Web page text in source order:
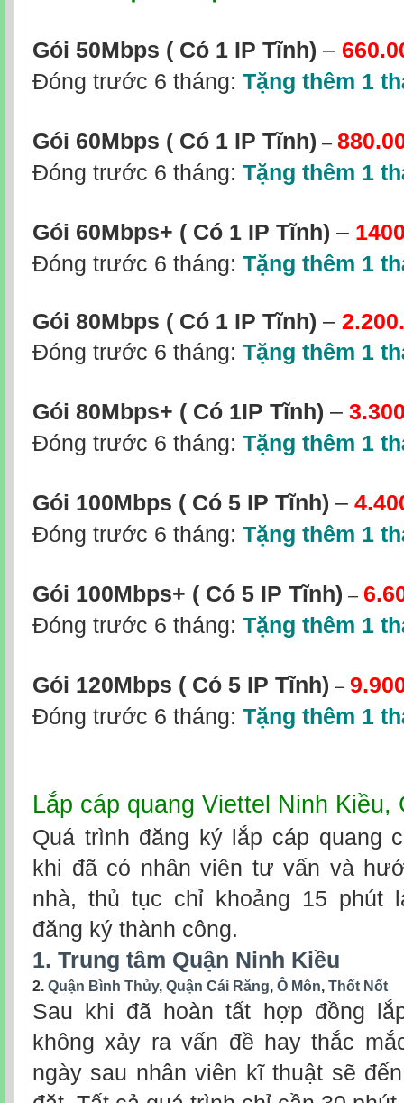
Gói 50Mbps ( Có 1 IP Tĩnh) –
Đóng trước 6 tháng: Tặng thêm 1
Gói 60Mbps ( Có 1 IP Tĩnh) –
Đóng trước 6 tháng: Tặng thêm 1
Gói 60Mbps+ ( Có 1 IP Tĩnh) –
Đóng trước 6 tháng: Tặng thêm 1
Gói 80Mbps ( Có 1 IP Tĩnh) –
Đóng trước 6 tháng: Tặng thêm 1
Gói 80Mbps+ ( Có 1IP Tĩnh) –
Đóng trước 6 tháng: Tặng thêm 1
Gói 100Mbps ( Có 5 IP Tĩnh) –
Đóng trước 6 tháng: Tặng thêm 1
Gói 100Mbps+ ( Có 5 IP Tĩnh) –
Đóng trước 6 tháng: Tặng thêm 1
Gói 120Mbps ( Có 5 IP Tĩnh) –
Đóng trước 6 tháng: Tặng thêm 1
Lắp cáp quang Viettel Ninh Kiều,
Quá trình đăng ký lắp cáp quang
khi đã có nhân viên tư vấn và
nhà, thủ tục chỉ khoảng 15 phút
đăng ký thành công.
1. Trung tâm Quận Ninh Kiều
2. Quận Bình Thủy, Quận Cái Răng, Ô Môn, Thốt Nốt
Sau khi đã hoàn tất hợp đồng
không xảy ra vấn đề hay thắc
ngày sau nhân viên kĩ thuật sẽ